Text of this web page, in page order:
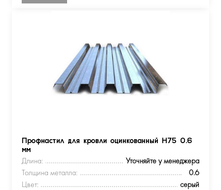
Профнастил для кровли оцинкованный Н75 0.6
мм
Длина:
Уточняйте у менеджера
Толщина металла:
0.6
Цвет:
серый